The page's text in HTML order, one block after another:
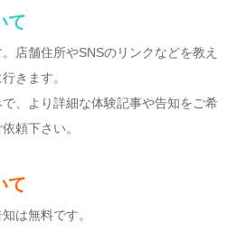
て
店舗住所やSNSのリンクなどを教え
きます。
、より詳細な体験記事や告知をご希
頼下さい。
て
は無料です。